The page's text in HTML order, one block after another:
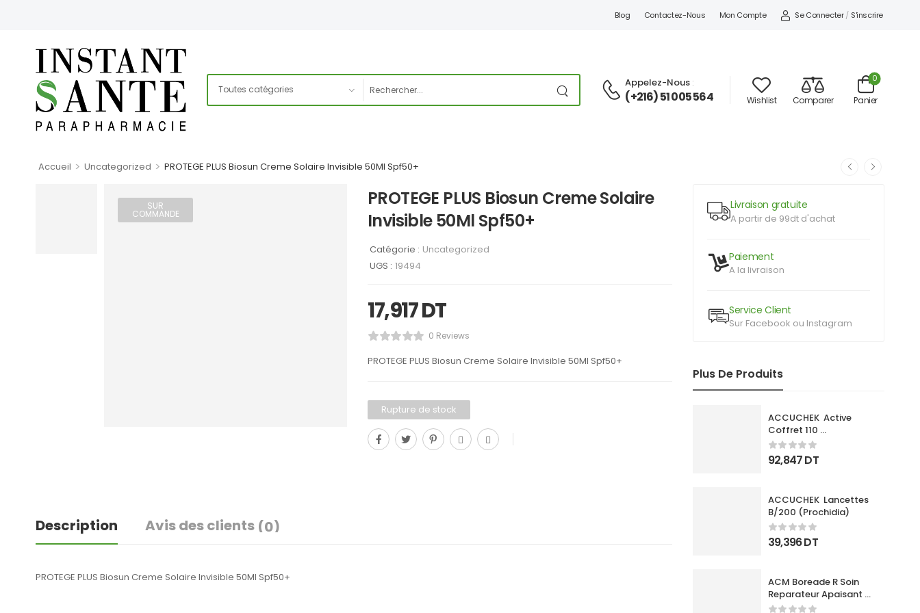
Blog Contactez-Nous Mon Compte Se Connecter / S'inscrire
Appelez-Nous :
(+216) 51 005 564 Wishlist Comparer Panier
0
Accueil > Uncategorized > PROTEGE PLUS Biosun Creme Solaire Invisible 50Ml Spf50+
Livraison gratuite
A partir de 99dt d'achat
Paiement
A la livraison
Service Client
Sur Facebook ou Instagram
Plus De Produits
ACCUCHEK  Active
Coffret 110
Bandlettes+Appareil
92,847DT
ACCUCHEK  Lancettes
B/200 (Prochidia)
39,396DT
ACM Boreade R Soin
Reparateur Apaisant
40Ml
SUR
COMMANDE
PROTEGE PLUS Biosun Creme Solaire
Invisible 50Ml Spf50+
Catégorie : Uncategorized
UGS : 19494
17,917DT
0 Reviews
PROTEGE PLUS Biosun Creme Solaire Invisible 50Ml Spf50+
Rupture de stock
Description Avis des clients (0)
PROTEGE PLUS Biosun Creme Solaire Invisible 50Ml Spf50+